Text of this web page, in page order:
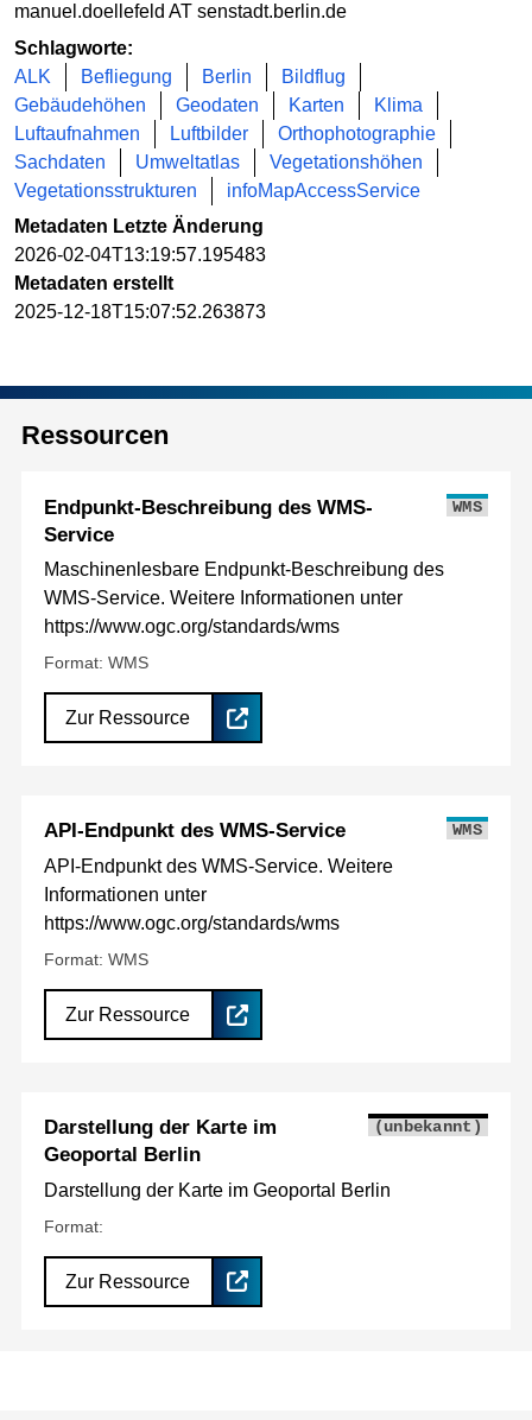
manuel.doellefeld AT senstadt.berlin.de
Schlagworte:
ALK
Befliegung Berlin
Bildflug
Gebäudehöhen
Geodaten Karten
Klima
Luftaufnahmen
Luftbilder
Orthophotographie
Sachdaten
Umweltatlas
Vegetationshöhen
Vegetationsstrukturen
infoMapAccessService
Metadaten Letzte Änderung
2026-02-04T13:19:57.195483
Metadaten erstellt
2025-12-18T15:07:52.263873
Ressourcen
Endpunkt-Beschreibung des WMS-
Service
WMS
Maschinenlesbare Endpunkt-Beschreibung des
WMS-Service. Weitere Informationen unter
https://www.ogc.org/standards/wms
Format: WMS
Zur Ressource
API-Endpunkt des WMS-Service WMS
API-Endpunkt des WMS-Service. Weitere
Informationen unter
https://www.ogc.org/standards/wms
Format: WMS
Zur Ressource
Darstellung der Karte im
Geoportal Berlin
(unbekannt)
Darstellung der Karte im Geoportal Berlin
Format:
Zur Ressource